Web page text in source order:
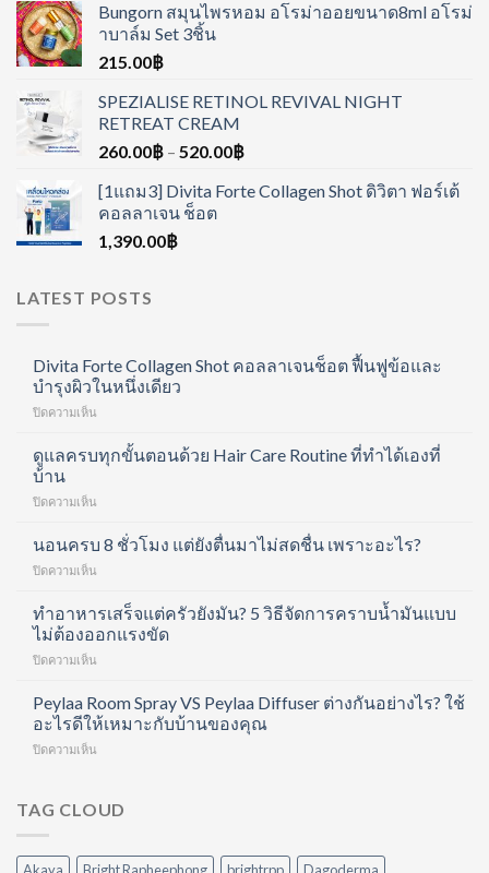
Bungorn สมุนไพรหอม อโรม่าออยขนาด8ml อโรม่
าบาล์ม Set 3ชิ้น
215.00฿
SPEZIALISE RETINOL REVIVAL NIGHT
RETREAT CREAM
260.00฿ – 520.00฿
[1แถม3] Divita Forte Collagen Shot ดิวิตา ฟอร์เต้
คอลลาเจน ช็อต
1,390.00฿
LATEST POSTS
Divita Forte Collagen Shot คอลลาเจนช็อต ฟื้นฟูข้อและ
บำรุงผิวในหนึ่งเดียว
ปิดความเห็น
Collagen
คอ
ลา
ช็อต
ข้อ
และ
หนึ่ง
เดียว
ดูแลครบทุกขั้นตอนด้วย Hair Care Routine ที่ทำได้เองที่
บ้าน
ปิดความเห็น
ครบ
ทุก
ขั้น
ด้วย
Hair
Routine
ทำได้
เอง
นอนครบ 8 ชั่วโมง แต่ยังตื่นมาไม่สดชื่น เพราะอะไร?
ปิดความเห็น
8
ชั่วโมง
แต่
ตื่น
มา
สดชื่น
ทำอาหารเสร็จแต่ครัวยังมัน? 5 วิธีจัดการคราบน้ำมันแบบ
ไม่ต้องออกแรงขัด
ปิดความเห็น
เสร็จ
แต่
ครัว
5
คราบ
Peylaa Room Spray VS Peylaa Diffuser ต่างกันอย่างไร? ใช้
อะไรดีให้เหมาะกับบ้านของคุณ
ปิดความเห็น
Spray
Diffuser
TAG CLOUD